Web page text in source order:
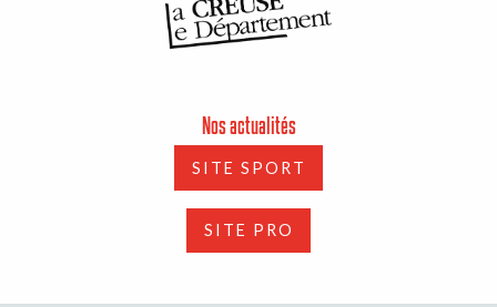
Nos actualités
SITE SPORT
SITE PRO